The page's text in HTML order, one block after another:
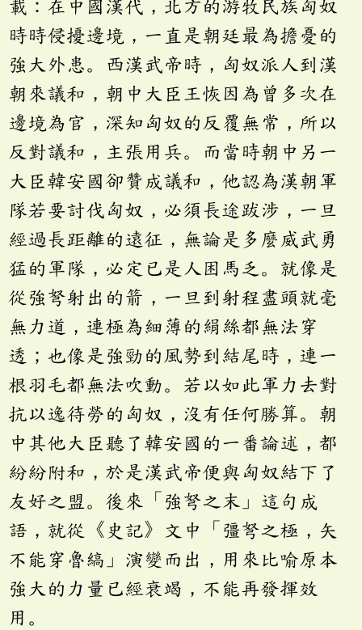
載：在中國漢代，北方的游牧民族匈奴
時時侵擾邊境，一直是朝廷最為擔憂的
強大外患。西漢武帝時，匈奴派人到漢
朝來議和，朝中大臣王恢因為曾多次在
邊境為官，深知匈奴的反覆無常，所以
反對議和，主張用兵。而當時朝中另一
大臣韓安國卻贊成議和，他認為漢朝軍
隊若要討伐匈奴，必須長途跋涉，一旦
經過長距離的遠征，無論是多麼威武勇
猛的軍隊，必定已是人困馬乏。就像是
從強弩射出的箭，一旦到射程盡頭就毫
無力道，連極為細薄的絹絲都無法穿
透；也像是強勁的風勢到結尾時，連一
根羽毛都無法吹動。若以如此軍力去對
抗以逸待勞的匈奴，沒有任何勝算。朝
中其他大臣聽了韓安國的一番論述，都
紛紛附和，於是漢武帝便與匈奴結下了
友好之盟。後來「強弩之末」這句成
語，就從《史記》文中「彊弩之極，矢
不能穿魯縞」演變而出，用來比喻原本
強大的力量已經衰竭，不能再發揮效
用。